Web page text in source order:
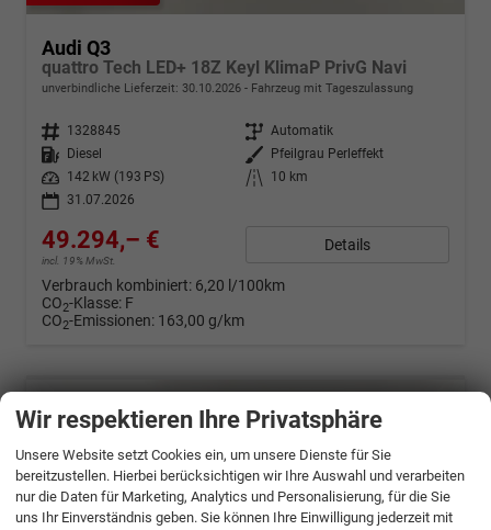
Audi Q3
quattro Tech LED+ 18Z Keyl KlimaP PrivG Navi
unverbindliche Lieferzeit: 30.10.2026 Fahrzeug mit Tageszulassung
Fahrzeugnr. 1328845 Getriebe Automatik
Kraftstoff
Diesel Außenfarbe
Pfeilgrau Perleffekt
Leistung
142 kW (193 PS) Kilometerstand
10 km
31.07.2026
49.294,– €
incl. 19% MwSt.
Details
Verbrauch kombiniert: 6,20 l/100km
CO2-Klasse: F
CO2-Emissionen: 163,00 g/km
Wir respektieren Ihre Privatsphäre
Unsere Website setzt Cookies ein, um unsere Dienste für Sie
bereitzustellen. Hierbei berücksichtigen wir Ihre Auswahl und verarbeiten
nur die Daten für Marketing, Analytics und Personalisierung, für die Sie
uns Ihr Einverständnis geben. Sie können Ihre Einwilligung jederzeit mit